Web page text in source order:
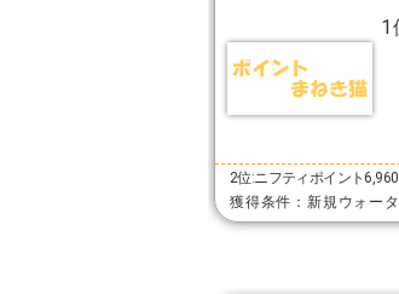
1
2位:ニフティポイント
獲得条件：新規ウォー